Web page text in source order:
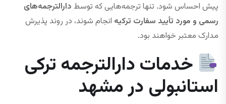
پیش احساس شود. تنها ترجمه‌هایی که توسط دارالترجمه‌های
رسمی و مورد تأیید سفارت ترکیه انجام شوند، در روند پذیرش
مدارک معتبر خواهند بود.
خدمات دارالترجمه ترکی
استانبولی در مشهد